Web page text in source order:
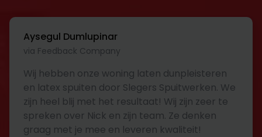
Aysegul Dumlupinar
via Feedback Company
Wij hebben onze woning laten dunpleisteren
en latex spuiten door Slegers Spuitwerken. We
zijn heel blij met het resultaat! Wij zijn zeer te
spreken over Nick en zijn team. Ze denken
graag met je mee en leveren kwaliteit!